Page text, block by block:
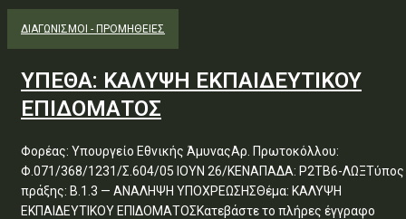
ΔΙΑΓΩΝΙΣΜΟΊ - ΠΡΟΜΉΘΕΙΕΣ
ΥΠΕΘΑ: ΚΑΛΥΨΗ ΕΚΠΑΙΔΕΥΤΙΚΟΥ
ΕΠΙΔΟΜΑΤΟΣ
Φορέας: Υπουργείο Εθνικής ΆμυναςΑρ. Πρωτοκόλλου:
Φ.071/368/1231/Σ.604/05 ΙΟΥΝ 26/ΚΕΝΑΠΑΔΑ: Ρ2ΤΒ6-ΛΩΞΤύπος
πράξης: Β.1.3 — ΑΝΑΛΗΨΗ ΥΠΟΧΡΕΩΣΗΣΘέμα: ΚΑΛΥΨΗ
ΕΚΠΑΙΔΕΥΤΙΚΟΥ ΕΠΙΔΟΜΑΤΟΣΚατεβάστε το πλήρες έγγραφο